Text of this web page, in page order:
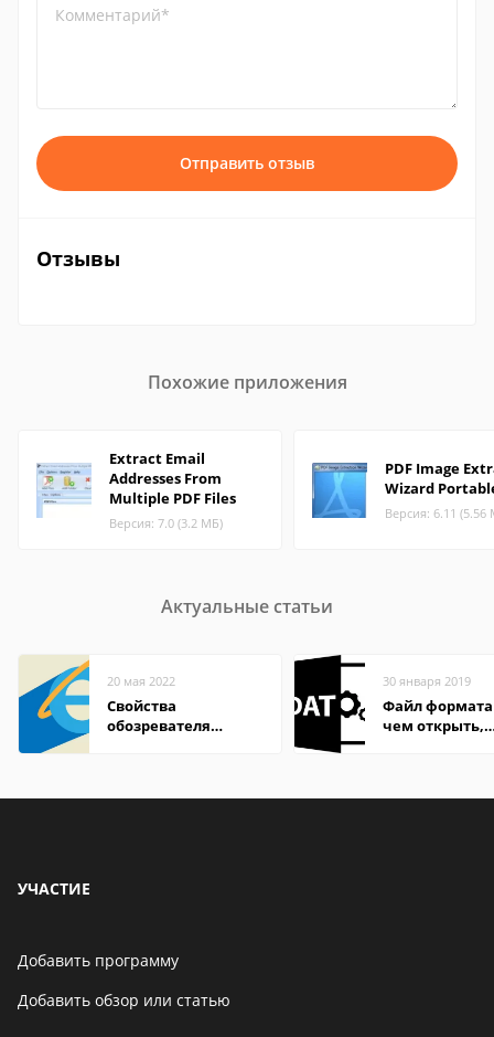
Комментарий*
Отправить отзыв
Отзывы
Похожие приложения
Extract Email
Addresses From
Multiple PDF Files
Версия: 7.0 (3.2 МБ)
PDF Image
Wizard
Версия: 6.11 (5.56
Актуальные статьи
20 мая 2022
Свойства
обозревателя
30 января 2019
Файл формата
чем открыть,
УЧАСТИЕ
Добавить программу
Добавить обзор или статью